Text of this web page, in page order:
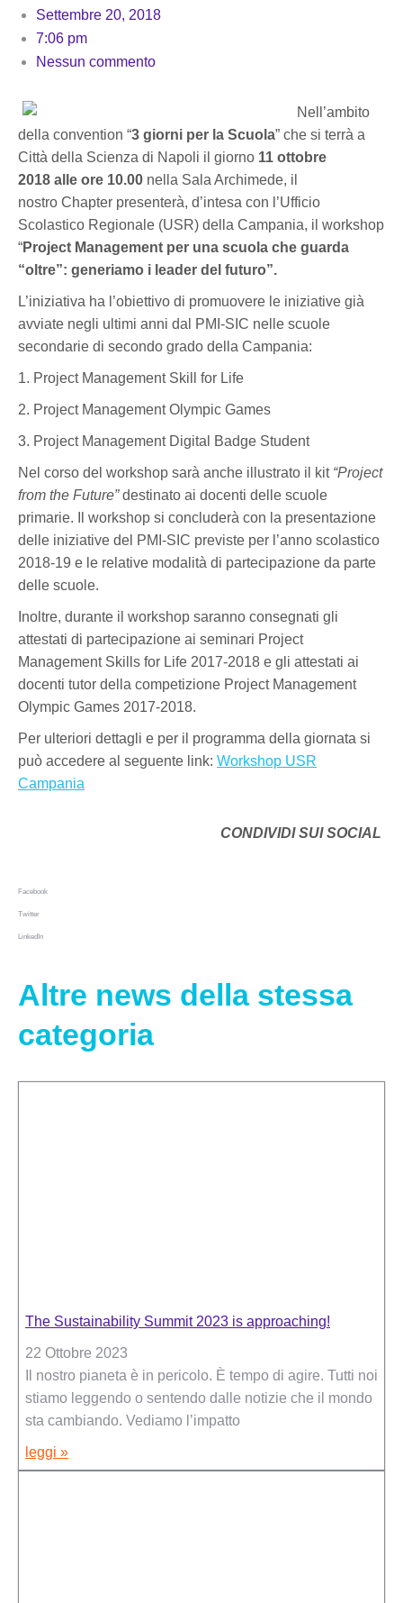
Settembre 20, 2018
7:06 pm
Nessun commento
Nell’ambito
della convention “3 giorni per la Scuola” che si terrà a
Città della Scienza di Napoli il giorno 11 ottobre
2018 alle ore 10.00 nella Sala Archimede, il
nostro Chapter presenterà, d’intesa con l’Ufficio
Scolastico Regionale (USR) della Campania, il workshop
“Project Management per una scuola che guarda
“oltre”: generiamo i leader del futuro”.
L’iniziativa ha l’obiettivo di promuovere le iniziative già
avviate negli ultimi anni dal PMI-SIC nelle scuole
secondarie di secondo grado della Campania:
1. Project Management Skill for Life
2. Project Management Olympic Games
3. Project Management Digital Badge Student
Nel corso del workshop sarà anche illustrato il kit “Project
from the Future”destinato ai docenti delle scuole
primarie. Il workshop si concluderà con la presentazione
delle iniziative del PMI-SIC previste per l’anno scolastico
2018-19 e le relative modalità di partecipazione da parte
delle scuole.
Inoltre, durante il workshop saranno consegnati gli
attestati di partecipazione ai seminari Project
Management Skills for Life 2017-2018 e gli attestati ai
docenti tutor della competizione Project Management
Olympic Games 2017-2018.
Per ulteriori dettagli e per il programma della giornata si
può accedere al seguente link: Workshop USR
Campania
CONDIVIDI SUI SOCIAL
Facebook
Twitter
LinkedIn
Altre news della stessa
categoria
The Sustainability Summit 2023 is approaching!
22 Ottobre 2023
Il nostro pianeta è in pericolo. È tempo di agire. Tutti noi
stiamo leggendo o sentendo dalle notizie che il mondo
sta cambiando. Vediamo l’impatto
leggi »